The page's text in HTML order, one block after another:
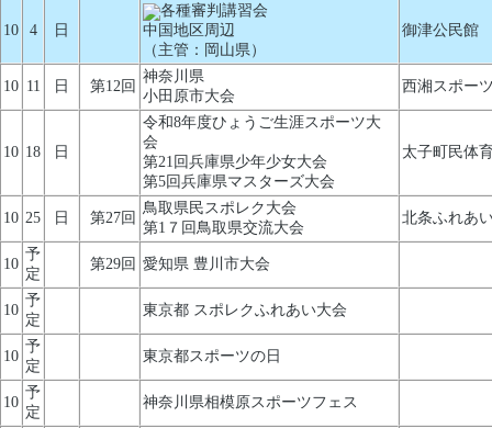
10 4 日
各種審判講習会
中国地区周辺
（主管：岡山県）
御津公民館
10 11 日 第12回
神奈川県
小田原市大会
西湘スポー
10 18 日
令和8年度ひょうご生涯スポーツ大
会
第21回兵庫県少年少女大会
第5回兵庫県マスターズ大会
太子町民体
10 25 日 第27回
鳥取県民スポレク大会
第1７回鳥取県交流大会
北条ふれあ
10
予
定
第29回 愛知県 豊川市大会
10
予
定
東京都 スポレクふれあい大会
10
予
定
東京都スポーツの日
10
予
定
神奈川県相模原スポーツフェス